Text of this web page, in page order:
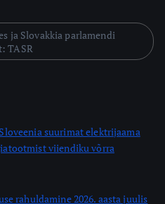
ja Slovakkia parlamendi
TASR
suurimat elektrijaama
viiendiku võrra
rahuldamine 2026. aasta juulis